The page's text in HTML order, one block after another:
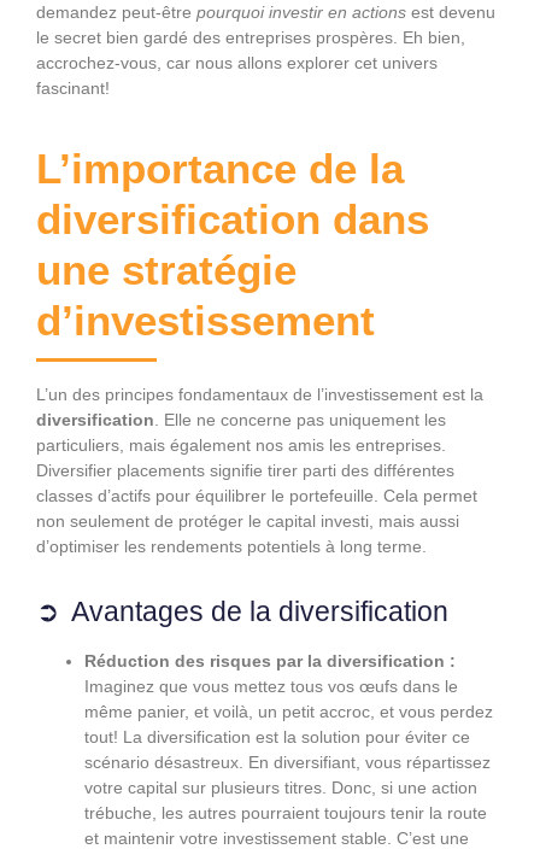
demandez peut-être pourquoi investir en actions est devenu
le secret bien gardé des entreprises prospères. Eh bien,
accrochez-vous, car nous allons explorer cet univers
fascinant!
L’importance de la
diversification dans
une stratégie
d’investissement
L’un des principes fondamentaux de l’investissement est la
diversification . Elle ne concerne pas uniquement les
particuliers, mais également nos amis les entreprises.
Diversifier placements signifie tirer parti des différentes
classes d’actifs pour équilibrer le portefeuille. Cela permet
non seulement de protéger le capital investi, mais aussi
d’optimiser les rendements potentiels à long terme.
Avantages de la diversification
Réduction des risques par la diversification :
Imaginez que vous mettez tous vos œufs dans le
même panier, et voilà, un petit accroc, et vous perdez
tout! La diversification est la solution pour éviter ce
scénario désastreux. En diversifiant, vous répartissez
votre capital sur plusieurs titres. Donc, si une action
trébuche, les autres pourraient toujours tenir la route
et maintenir votre investissement stable. C’est une